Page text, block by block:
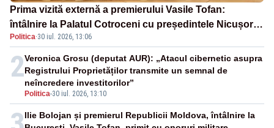
Prima vizită externă a premierului Vasile Tofan:
întâlnire la Palatul Cotroceni cu președintele Nicușor
Dan
Politica·30 iul. 2026, 13:06
2
Politica-30 iul. 2026, 13:10
Veronica Grosu (deputat AUR): „Atacul cibernetic asupra
Registrului Proprietăților transmite un semnal de
neîncredere investitorilor”
Ilie Bolojan și premierul Republicii Moldova, întâlnire la